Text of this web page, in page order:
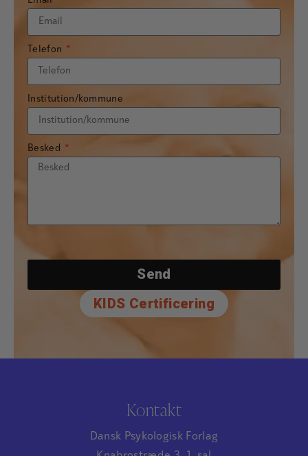
Telefon
Institution/kommune
Besked
Send
KIDS Certificering
Kontakt
Dansk Psykologisk Forlag